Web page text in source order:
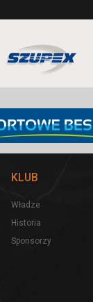
KLUB
Władze
Historia
Sponsorzy